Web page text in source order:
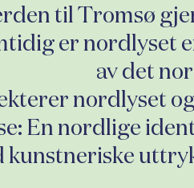
til Tromsø
er nordlyset
av det
nordlyset
En nordlige
kunstneriske